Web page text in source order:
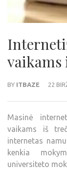
BY ITBAZE 22
Masinė
vaikams iš
internetas
kenkia
universiteto